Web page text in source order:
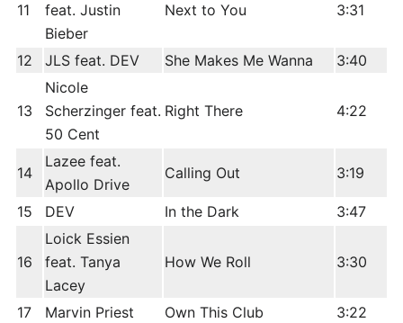
11
feat. Justin
Bieber
Next to You 3:31
12 JLS feat. DEV She Makes Me Wanna 3:40
13
Nicole
Scherzinger feat.
50 Cent
Right There 4:22
14
Lazee feat.
Apollo Drive
Calling Out 3:19
15 DEV In the Dark 3:47
16
Loick Essien
feat. Tanya
Lacey
How We Roll 3:30
17 Marvin Priest Own This Club
3:22